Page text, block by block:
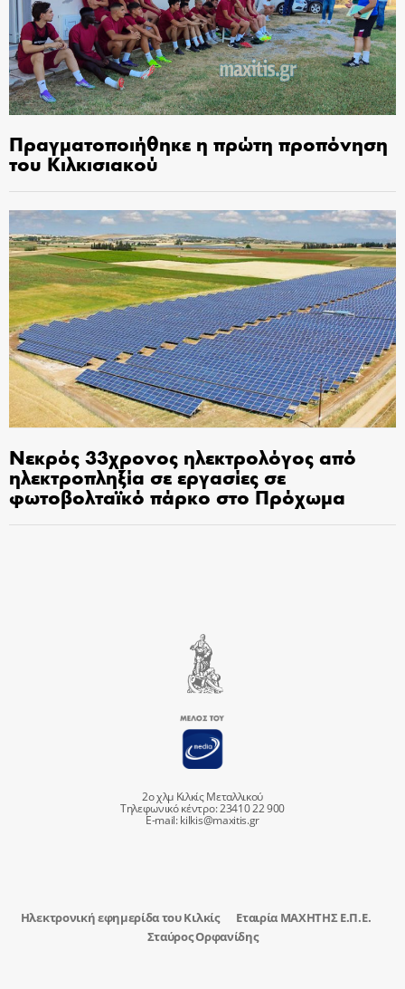
Πραγματοποιήθηκε η πρώτη προπόνηση
του Κιλκισιακού
Νεκρός 33χρονος ηλεκτρολόγος από
ηλεκτροπληξία σε εργασίες σε
φωτοβολταϊκό πάρκο στο Πρόχωμα
2ο χλμ Κιλκίς Μεταλλικού
Τηλεφωνικό κέντρο: 23410 22 900
E-mail:kilkis@maxitis.gr
Ηλεκτρονική εφημερίδα του Κιλκίς
Εταιρία ΜΑΧΗΤΗΣ Ε.Π.Ε.
Σταύρος Ορφανίδης